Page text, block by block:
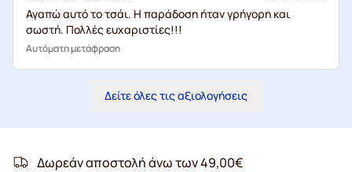
Αγαπώ αυτό το τσάι. Η παράδοση ήταν γρήγορη και
σωστή. Πολλές ευχαριστίες!!!
Αυτόματη μετάφραση
Δείτε όλες τις αξιολογήσεις
Δωρεάν αποστολή άνω των 49,00€